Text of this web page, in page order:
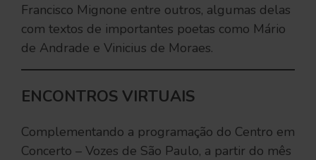
Francisco Mignone entre outros, algumas delas
com textos de importantes poetas como Mário
de Andrade e Vinicius de Moraes.
ENCONTROS VIRTUAIS
Complementando a programação do Centro em
Concerto – Vozes de São Paulo, a partir do mês